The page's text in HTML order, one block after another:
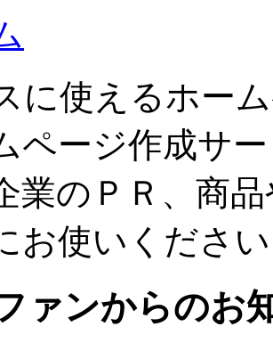
に使えるホー
ページ作成サ
業のＰＲ、商
お使いくださ
ァンからのお